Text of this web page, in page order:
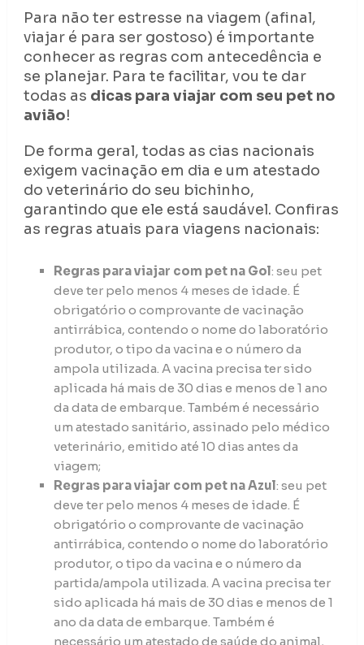
Para não ter estresse na viagem (afinal,
viajar é para ser gostoso) é importante
conhecer as regras com antecedência e
se planejar. Para te facilitar, vou te dar
todas as dicas para viajar com seu pet no
avião!
De forma geral, todas as cias nacionais
exigem vacinação em dia e um atestado
do veterinário do seu bichinho,
garantindo que ele está saudável. Confiras
as regras atuais para viagens nacionais:
Regras para viajar com pet na Gol: seu pet
deve ter pelo menos 4 meses de idade. É
obrigatório o comprovante de vacinação
antirrábica, contendo o nome do laboratório
produtor, o tipo da vacina e o número da
ampola utilizada. A vacina precisa ter sido
aplicada há mais de 30 dias e menos de 1 ano
da data de embarque. Também é necessário
um atestado sanitário, assinado pelo médico
veterinário, emitido até 10 dias antes da
viagem;
Regras para viajar com pet na Azul: seu pet
deve ter pelo menos 4 meses de idade. É
obrigatório o comprovante de vacinação
antirrábica, contendo o nome do laboratório
produtor, o tipo da vacina e o número da
partida/ampola utilizada. A vacina precisa ter
sido aplicada há mais de 30 dias e menos de 1
ano da data de embarque. Também é
necessário um atestado de saúde do animal,